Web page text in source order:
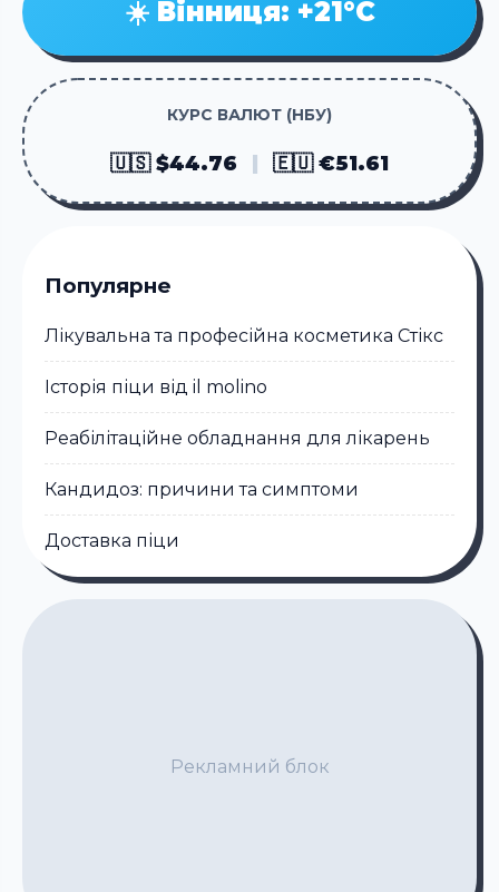
☀️ Вінниця: +21°C
КУРС ВАЛЮТ (НБУ)
🇺🇸 $44.76 🇪🇺 €51.61
Популярне
Лікувальна та професійна косметика Стікc
Історія піци від il molino
Реабілітаційне обладнання для лікарень
Кандидоз: причини та симптоми
Доставка піци
Рекламний блок